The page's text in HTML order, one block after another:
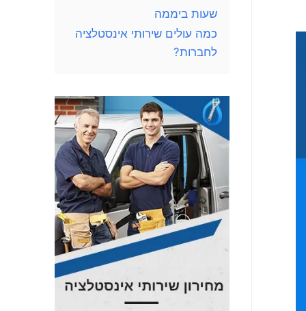
שעות ביממה
כמה עולים שירותי אינסטלציה
לחברות?